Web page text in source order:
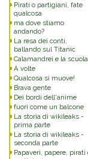
Pirati o partigiani, fate
qualcosa
ma dove stiamo
andando?
La resa dei conti,
ballando sul Titanic
Calamandrei e la scuola
A volte
Qualcosa si muove!
Brava gente
Dei bordi dell'anime
fuori come un balcone
La storia di wikileaks -
prima parte
La storia di wikileaks -
seconda parte
Papaveri, papere, pirati